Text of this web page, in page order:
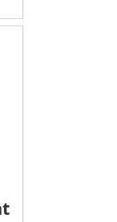
Gavà